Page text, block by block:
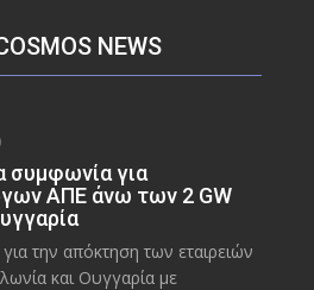
NEWS
συμφωνία για
ΑΠΕ άνω των 2 GW
την απόκτηση των εταιρειών
και Ουγγαρία με